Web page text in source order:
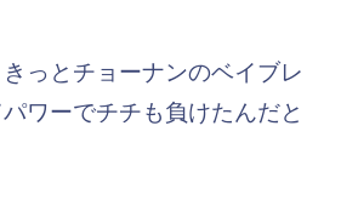
っとチョーナンのベイブレ
ワーでチチも負けたんだと